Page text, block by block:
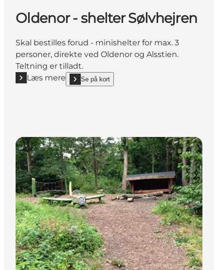
Oldenor - shelter Sølvhejren
Skal bestilles forud - minishelter for max. 3
personer, direkte ved Oldenor og Alsstien.
Teltning er tilladt.
Læs mere
Læs mere "Oldenor - shelter Sølvhejren"
Se på kort
show Oldenor - shelter Sølvhejren on_map